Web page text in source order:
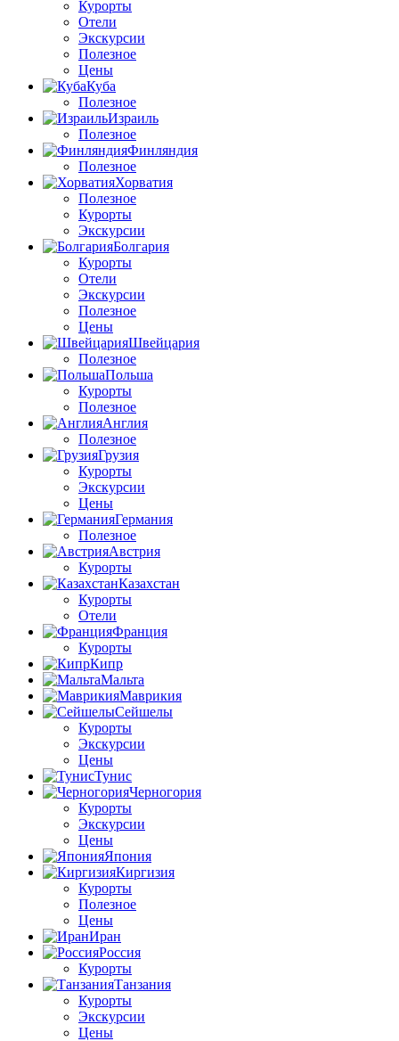
Курорты
Отели
Экскурсии
Полезное
Цены
Куба
Полезное
Израиль
Полезное
Финляндия
Полезное
Хорватия
Полезное
Курорты
Экскурсии
Болгария
Курорты
Отели
Экскурсии
Полезное
Цены
Швейцария
Полезное
Польша
Курорты
Полезное
Англия
Полезное
Грузия
Курорты
Экскурсии
Цены
Германия
Полезное
Австрия
Курорты
Казахстан
Курорты
Отели
Франция
Курорты
Кипр
Мальта
Маврикия
Сейшелы
Курорты
Экскурсии
Цены
Тунис
Черногория
Курорты
Экскурсии
Цены
Япония
Киргизия
Курорты
Полезное
Цены
Иран
Россия
Курорты
Танзания
Курорты
Экскурсии
Цены